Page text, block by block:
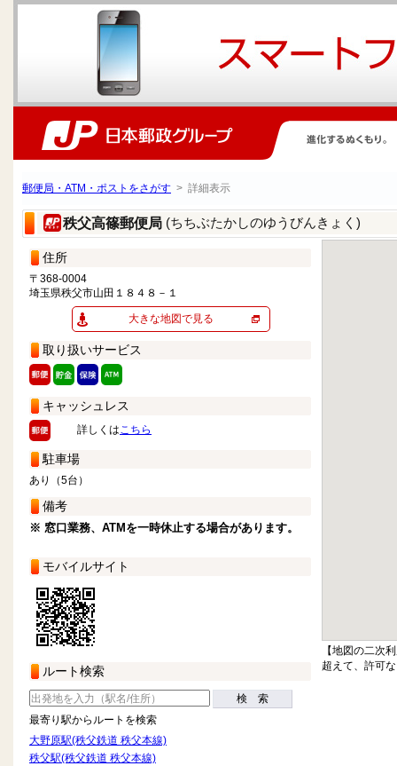
郵便局・ATM・ポストをさがす > 詳細表示
秩父高篠郵便局 (ちちぶたかしのゆうびんきょく)
住所
〒368-0004
埼玉県秩父市山田１８４８－１
大きな地図で見る
取り扱いサービス
キャッシュレス
詳しくはこちら
駐車場
あり（5台）
備考
※ 窓口業務、ATMを一時休止する場合があります。
モバイルサイト
ルート検索
検 索
最寄り駅からルートを検索
大野原駅(秩父鉄道 秩父本線)
秩父駅(秩父鉄道 秩父本線)
【地図の二次
超えて、許可